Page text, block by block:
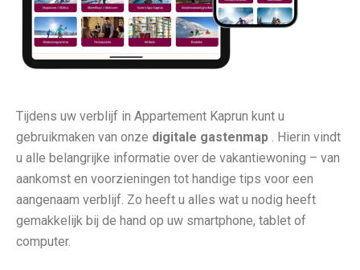
Tijdens uw verblijf in Appartement Kaprun kunt u
gebruikmaken van onze digitale gastenmap . Hierin vindt
u alle belangrijke informatie over de vakantiewoning – van
aankomst en voorzieningen tot handige tips voor een
aangenaam verblijf. Zo heeft u alles wat u nodig heeft
gemakkelijk bij de hand op uw smartphone, tablet of
computer.